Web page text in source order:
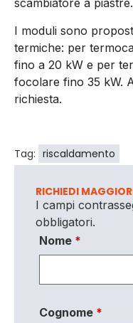
scambiatore a piastre.
I moduli sono
termiche: per
fino a 20 kW e per
focolare fino 35 kW.
richiesta.
Tag: riscaldamento
RICHIEDI
I campi
obbligatori.
Nome *
Cognome *